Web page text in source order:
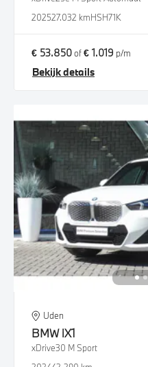
202527.032 kmHSH71K
€ 53.850of€ 1.019 p/m
Bekijk details
Uden
BMW iX1
xDrive30 M Sport